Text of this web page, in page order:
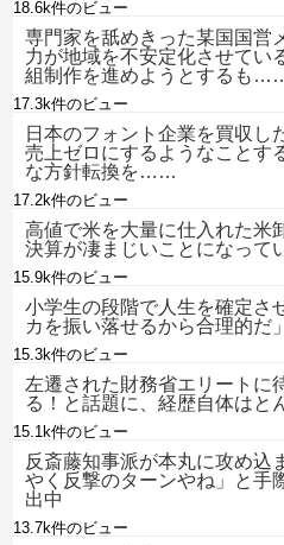
18.6k件のビュー
専門家を舐めきった某国国営
力が地域を不安定化させてい
組制作を進めようとするも
17.3k件のビュー
日本のフォント企業を買収し
売上ゼロにするようなことす
な方針転換を……
17.2k件のビュー
高値で米を大量に仕入れた米
決算が凄まじいことになって
15.9k件のビュー
小学生の段階で人生を確定さ
カを振い落せるから合理的
15.3k件のビュー
左遷された財務省エリートに
る！と話題に、経歴自体は
15.1k件のビュー
反斎藤知事派が本丸に攻め込
やく反撃のターンやね」と手
出中
13.7k件のビュー